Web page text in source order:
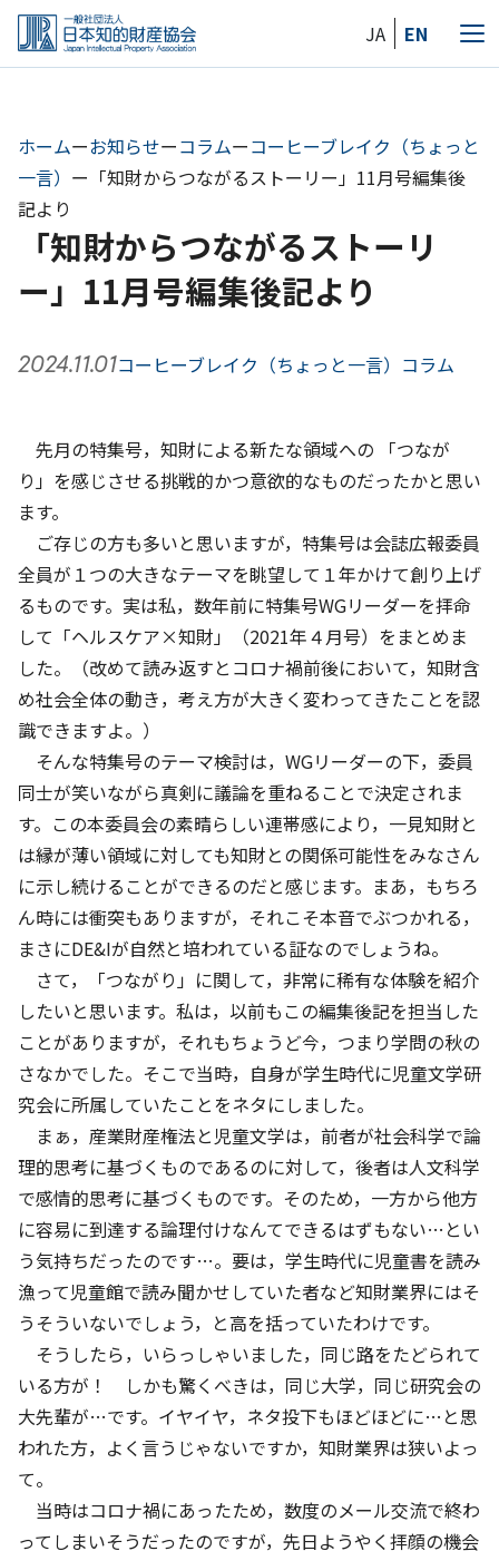
Skip
the
JA EN
メ
ー
ホームーお知らせーコラムーコーヒーブレイク（ちょっと
一言） ー 「知財からつながるストーリー」11月号編集後
記より
「知財からつながるストーリ
ー」11月号編集後記より
2024.11.01コーヒーブレイク（ちょっと一言） コラム
先月の特集号，知財による新たな領域への 「つなが
り」を感じさせる挑戦的かつ意欲的なものだったかと思い
ます。
ご存じの方も多いと思いますが，特集号は会誌広報委員
全員が１つの大きなテーマを眺望して１年かけて創り上げ
るものです。実は私，数年前に特集号WGリーダーを拝命
して「ヘルスケア×知財」（2021年４月号）をまとめま
した。（改めて読み返すとコロナ禍前後において，知財含
め社会全体の動き，考え方が大きく変わってきたことを認
識できますよ。）
そんな特集号のテーマ検討は，WGリーダーの下，委員
同士が笑いながら真剣に議論を重ねることで決定されま
す。この本委員会の素晴らしい連帯感により，一見知財と
は縁が薄い領域に対しても知財との関係可能性をみなさん
に示し続けることができるのだと感じます。まあ，もちろ
ん時には衝突もありますが，それこそ本音でぶつかれる，
まさにDE&Iが自然と培われている証なのでしょうね。
さて，「つながり」に関して，非常に稀有な体験を紹介
したいと思います。私は，以前もこの編集後記を担当した
ことがありますが，それもちょうど今，つまり学問の秋の
さなかでした。そこで当時，自身が学生時代に児童文学研
究会に所属していたことをネタにしました。
まぁ，産業財産権法と児童文学は，前者が社会科学で論
理的思考に基づくものであるのに対して，後者は人文科学
で感情的思考に基づくものです。そのため，一方から他方
に容易に到達する論理付けなんてできるはずもない…とい
う気持ちだったのです…。要は，学生時代に児童書を読み
漁って児童館で読み聞かせしていた者など知財業界にはそ
うそういないでしょう，と高を括っていたわけです。
そうしたら，いらっしゃいました，同じ路をたどられて
いる方が！ しかも驚くべきは，同じ大学，同じ研究会の
大先輩が…です。イヤイヤ，ネタ投下もほどほどに…と思
われた方，よく言うじゃないですか，知財業界は狭いよっ
て。
当時はコロナ禍にあったため，数度のメール交流で終わ
ってしまいそうだったのですが，先日ようやく拝顔の機会